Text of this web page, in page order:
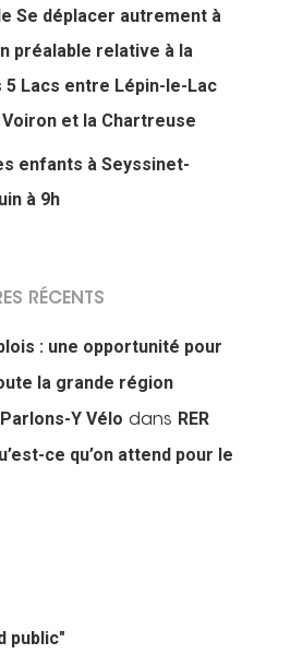
Se déplacer autrement à
préalable relative à la
Lacs entre Lépin-le-Lac
et la Chartreuse
enfants à Seyssinet-
à 9h
RÉCENTS
: une opportunité pour
la grande région
Y Vélo dans RER
ce qu’on attend pour le
public"